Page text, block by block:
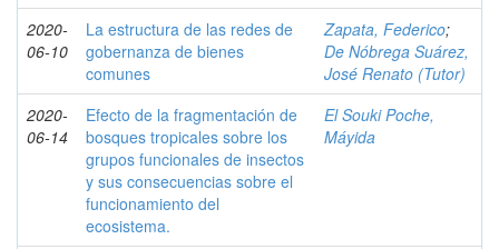
2020-
06-10
La estructura de las redes de
gobernanza de bienes
comunes
Zapata, Federico;
De Nóbrega Suárez,
José Renato (Tutor)
2020-
06-14
Efecto de la fragmentación de
bosques tropicales sobre los
grupos funcionales de insectos
y sus consecuencias sobre el
funcionamiento del
ecosistema.
El Souki Poche,
Máyida